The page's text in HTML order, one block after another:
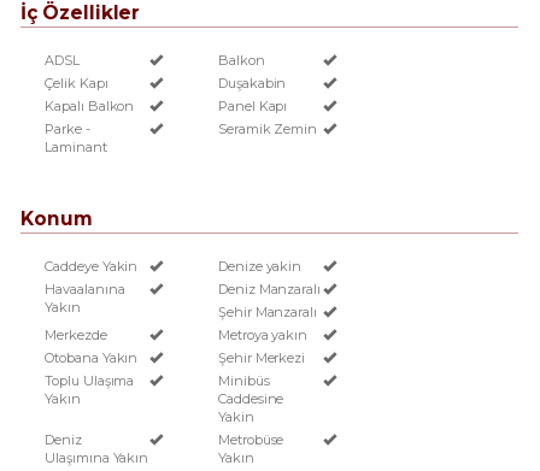
İç Özellikler
ADSL
Balkon
Çelik Kapı
Duşakabin
Kapalı Balkon
Panel Kapı
Parke -
Laminant
Seramik Zemin
Konum
Caddeye Yakin
Denize yakin
Havaalanına
Yakın
Deniz Manzaralı
Şehir Manzaralı
Merkezde
Metroya yakın
Otobana Yakın
Şehir Merkezi
Toplu Ulaşıma
Yakın
Minibüs
Caddesine
Yakin
Deniz
Ulaşımına Yakın
Metrobüse
Yakın